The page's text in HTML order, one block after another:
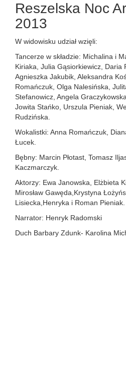
Reszelska Noc
2013
W widowisku udział wzięli:
Tancerze w składzie: Michalina i
Kiriaka, Julia Gąsiorkiewicz, Daria
Agnieszka Jakubik, Aleksandra
Romańczuk, Olga Nalesińska,
Stefanowicz, Angela
Jowita Stańko, Urszula Pieniak,
Rudzińska.
Wokalistki: Anna Romańczuk,
Łucek.
Bębny: Marcin Płotast, Tomasz
Kaczmarczyk.
Aktorzy: Ewa Janowska, Elżbieta
Mirosław Gawęda,Krystyna
Lisiecka,Henryka i Roman Pieniak.
Narrator: Henryk Radomski
Duch Barbary Zdunk- Karolina